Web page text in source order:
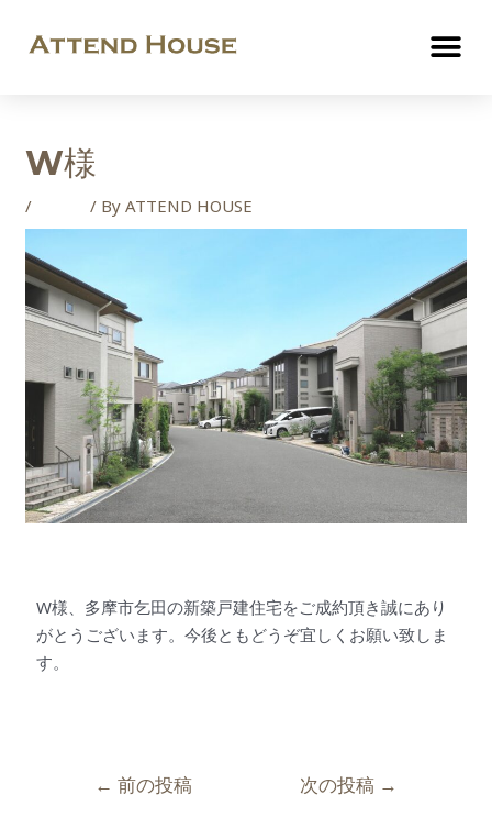
W様
/ / ByATTEND HOUSE
W様、多摩市乞田の新築戸建住宅をご成約頂き誠にあり
がとうございます。今後ともどうぞ宜しくお願い致しま
す。
← 前の投稿 次の投稿 →